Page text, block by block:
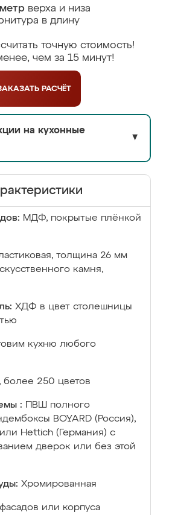
верха и низа
в длину
точную стоимость!
чем за 15 минут!
РАСЧЁТ
на кухонные
▼
МДФ, покрытые плёнкой
толщина 26 мм
камня,
ХДФ в цвет столешницы
кухню любого
более 250 цветов
:
ПВШ полного
BOYARD (Россия),
Hettich (Германия) с
дверок или без этой
Хромированная
или корпуса